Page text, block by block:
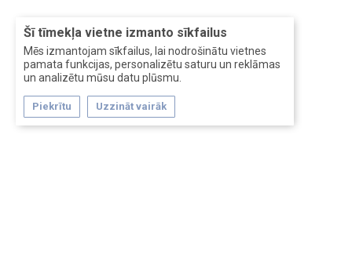
Šī tīmekļa vietne izmanto sīkfailus
Mēs izmantojam sīkfailus, lai nodrošinātu vietnes
pamata funkcijas, personalizētu saturu un reklāmas
un analizētu mūsu datu plūsmu.
Piekrītu Uzzināt vairāk